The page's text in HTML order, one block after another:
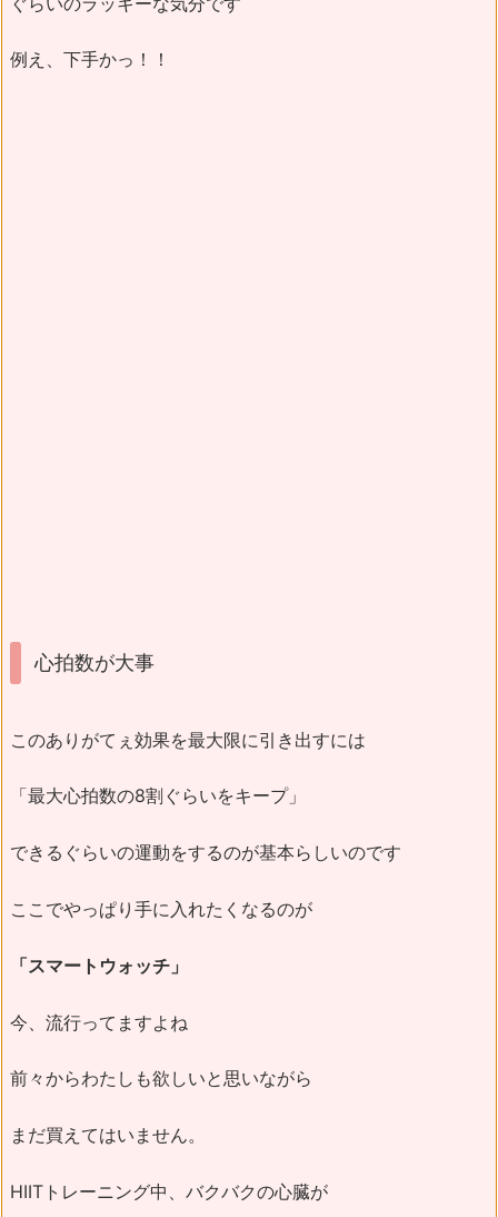
例え、下手かっ！！
心拍数が大事
このありがてぇ効果を最大限に引き出すには
「最大心拍数の8割ぐらいをキープ」
できるぐらいの運動をするのが基本らしいのです
ここでやっぱり手に入れたくなるのが
「スマートウォッチ」
今、流行ってますよね
前々からわたしも欲しいと思いながら
まだ買えてはいません。
HIITトレーニング中、バクバクの心臓が